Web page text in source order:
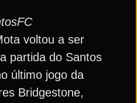
voltou a ser
partida do Santos
último jogo da
Bridgestone,